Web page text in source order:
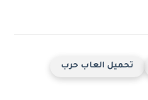
تحميل العاب حرب